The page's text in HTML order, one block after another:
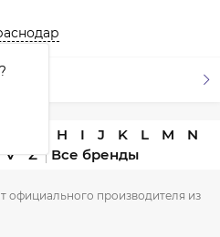
?
H I J K L M
N
V Z
официального производителя из